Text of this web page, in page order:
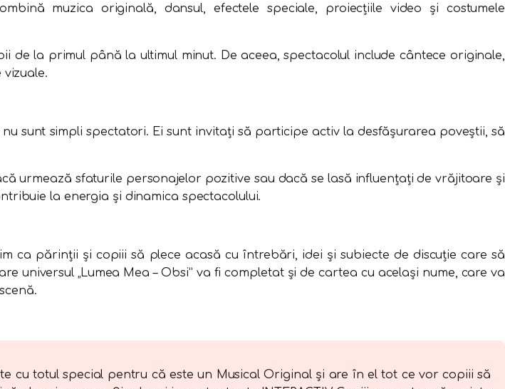
muzica originală, dansul, efectele speciale, proiecțiile video și costumele
la primul până la ultimul minut. De aceea, spectacolul include cântece originale,
sunt simpli spectatori. Ei sunt invitați să participe activ la desfășurarea poveștii, să
urmează sfaturile personajelor pozitive sau dacă se lasă influențați de vrăjitoare și
la energia și dinamica spectacolului.
ca părinții și copiii să plece acasă cu întrebări, idei și subiecte de discuție care să
universul „Lumea Mea – Obsi” va fi completat și de cartea cu același nume, care va
cu totul special pentru că este un Musical Original și are în el tot ce vor copiii să